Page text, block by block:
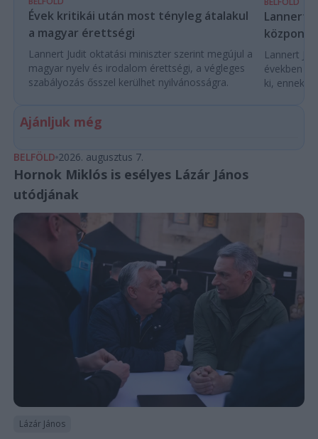
Évek kritikái után most tényleg átalakul
a magyar érettségi
Lannert Judit oktatási miniszter szerint megújul a
magyar nyelv és irodalom érettségi, a végleges
szabályozás ősszel kerülhet nyilvánosságra.
Lannert
Lannert
években
ki, ennek
Ajánljuk még
BELFÖLD 2026. augusztus 7.
Hornok Miklós is esélyes Lázár János
utódjának
Lázár János